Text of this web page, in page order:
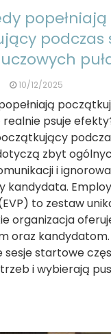
popełniają
podczas
10/12/2025
realnie psuje
zbyt
i
kandydata.
to zestaw
organizacja
oraz
sesje startowe
i wybierają